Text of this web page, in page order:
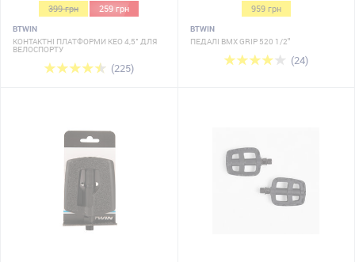
399 грн 259 грн
BTWIN
КОНТАКТНІ ПЛАТФОРМИ KEO 4,5° ДЛЯ
ВЕЛОСПОРТУ
(225)
959 грн
BTWIN
ПЕДАЛІ BMX GRIP 520 1/2"
(24)